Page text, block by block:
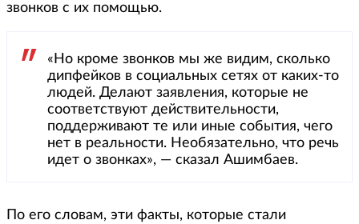
звонков с их помощью.
«Но кроме звонков мы же видим, сколько
дипфейков в социальных сетях от каких-то
людей. Делают заявления, которые не
соответствуют действительности,
поддерживают те или иные события, чего
нет в реальности. Необязательно, что речь
идет о звонках», — сказал Ашимбаев.
По его словам, эти факты, которые стали